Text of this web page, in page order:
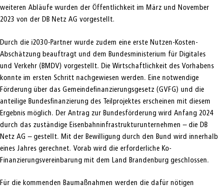
weiteren Abläufe wurden der Öffentlichkeit im März und November
2023 von der DB Netz AG vorgestellt.
Durch die i2030-Partner wurde zudem eine erste Nutzen-Kosten-
Abschätzung beauftragt und dem Bundesministerium für Digitales
und Verkehr (BMDV) vorgestellt. Die Wirtschaftlichkeit des Vorhabens
konnte im ersten Schritt nachgewiesen werden. Eine notwendige
Förderung über das Gemeindefinanzierungsgesetz (GVFG) und die
anteilige Bundesfinanzierung des Teilprojektes erscheinen mit diesem
Ergebnis möglich. Der Antrag zur Bundesförderung wird Anfang 2024
durch das zuständige Eisenbahninfrastrukturunternehmen – die DB
Netz AG – gestellt. Mit der Bewilligung durch den Bund wird innerhalb
eines Jahres gerechnet. Vorab wird die erforderliche Ko-
Finanzierungsvereinbarung mit dem Land Brandenburg geschlossen.
Für die kommenden Baumaßnahmen werden die dafür nötigen